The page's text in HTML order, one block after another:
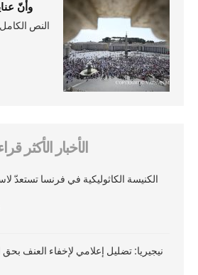
وأنّ
النص الكامل
الأخبار الأكثر
الكنيسة الكاثوليكية في فرنسا تستعدّ
نيجيريا: تضليل إعلامي لإخفاء العنف